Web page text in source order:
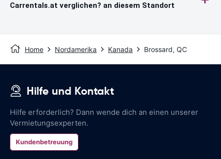
Carrentals.at verglichen? an diesem Standort
Home Nordamerika Kanada Brossard, QC
Hilfe und Kontakt
Hilfe erforderlich? Dann wende dich an einen unserer
Vermietungsexperten.
Kundenbetreuung